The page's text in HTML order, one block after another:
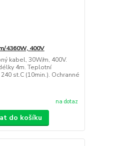
4360W, 400V
kabel, 30W/m, 400V.
4m. Teplotní
st.C (10min.). Ochranné
na dotaz
do košíku